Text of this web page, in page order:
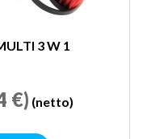
3 W 1
€) (netto)